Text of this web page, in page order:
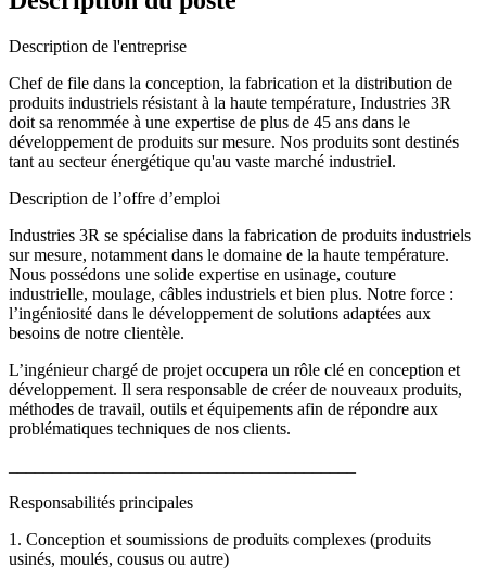
Description de l'entreprise
Chef de file dans la conception, la fabrication et la distribution de
produits industriels résistant à la haute température, Industries 3R
doit sa renommée à une expertise de plus de 45 ans dans le
développement de produits sur mesure. Nos produits sont destinés
tant au secteur énergétique qu'au vaste marché industriel.
Description de l’offre d’emploi
Industries 3R se spécialise dans la fabrication de produits industriels
sur mesure, notamment dans le domaine de la haute température.
Nous possédons une solide expertise en usinage, couture
industrielle, moulage, câbles industriels et bien plus. Notre force :
l’ingéniosité dans le développement de solutions adaptées aux
besoins de notre clientèle.
L’ingénieur chargé de projet occupera un rôle clé en conception et
développement. Il sera responsable de créer de nouveaux produits,
méthodes de travail, outils et équipements afin de répondre aux
problématiques techniques de nos clients.
Responsabilités principales
1. Conception et soumissions de produits complexes (produits
usinés, moulés, cousus ou autre)